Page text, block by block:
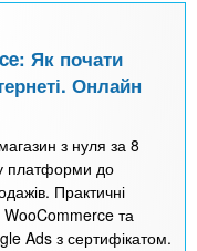
Як почати
Онлайн
з нуля за 8
платформи до
Практичні
та
Ads з сертифікатом.